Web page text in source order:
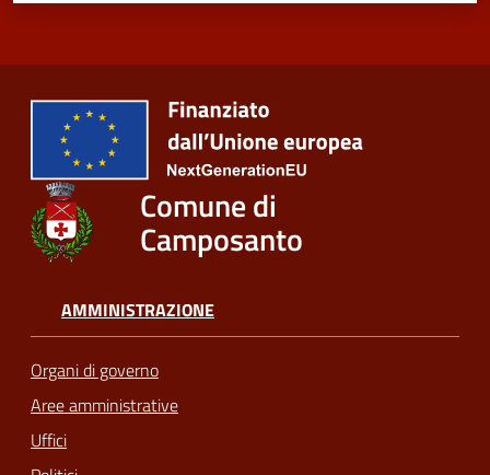
Comune di
Camposanto
AMMINISTRAZIONE
Organi di governo
Aree amministrative
Uffici